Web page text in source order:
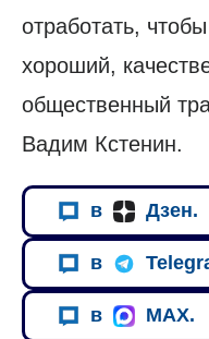
отработать,
хороший,
общественный
Вадим Кстенин.
в Дзен.
в
в MAX.